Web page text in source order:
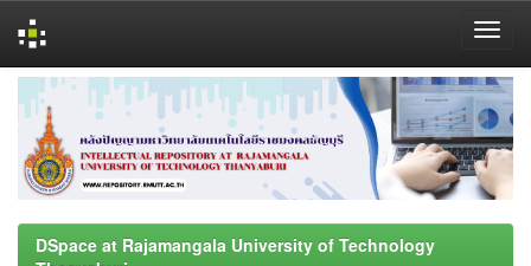
navigation
DSpace at Rajamangala University of Technology